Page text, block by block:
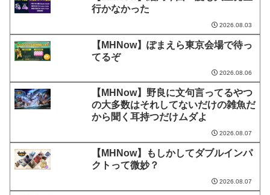
行かなかった
2026.08.03
【MHNow】ぽまえら東京会場で待っ
てるぞ
2026.08.06
【MHNow】野良に文句言ってるやつ
の大多数はそれしてないだけの雑魚だ
から聞く耳持つだけムダよ
2026.08.07
【MHNow】もしかしてダブルインパ
クトって微妙？
2026.08.07